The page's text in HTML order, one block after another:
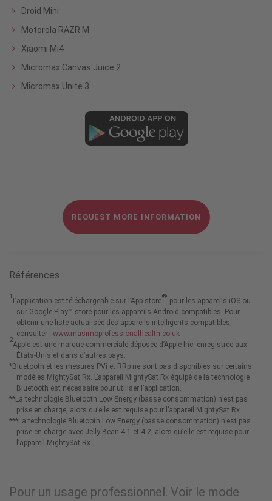
Droid Mini
Motorola RAZR M
Xiaomi Mi4
Micromax Canvas Juice 2
Micromax Unite 3
REQUEST MORE INFORMATION
Références :
1 L’application est téléchargeable sur l’App store® pour les appareils iOS ou
sur Google Play™ store pour les appareils Android compatibles. Pour
obtenir une liste actualisée des appareils intelligents compatibles,
consulter : www.masimoprofessionalhealth.co.uk
2Apple est une marque commerciale déposée d’Apple Inc. enregistrée aux
États-Unis et dans d’autres pays.
*Bluetooth et les mesures PVi et RRp ne sont pas disponibles sur certains
modèles MightySat Rx. L’appareil MightySat Rx équipé de la technologie
Bluetooth est nécessaire pour utiliser l’application.
**La technologie Bluetooth Low Energy (basse consommation) n’est pas
prise en charge, alors qu’elle est requise pour l’appareil MightySat Rx.
***La technologie Bluetooth Low Energy (basse consommation) n’est pas
prise en charge avec Jelly Bean 4.1 et 4.2, alors qu’elle est requise pour
l’appareil MightySat Rx.
Pour un usage professionnel. Voir le mode